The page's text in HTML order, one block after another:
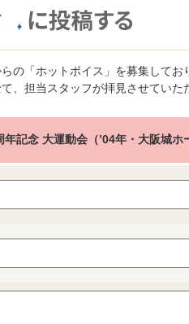
の「ホットボイス」を募集して
、担当スタッフが拝見させていた
記念 大運動会（’04年・大阪城ホ